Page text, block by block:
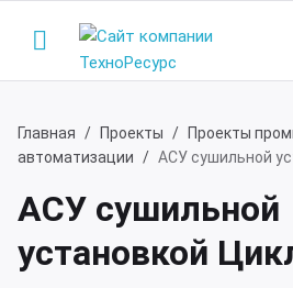
Назад
Назад
Главная Проекты
Проекты
автоматизации
АСУ сушильной
АСУ сушильной
установкой